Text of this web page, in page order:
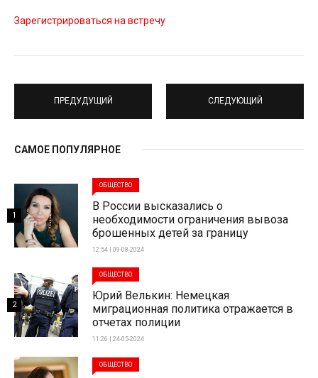
Зарегистрироваться на встречу
ПРЕДУДУЩИЙ СЛЕДУЮЩИЙ
САМОЕ ПОПУЛЯРНОЕ
ОБЩЕСТВО
В России высказались о
необходимости ограничения вывоза
брошенных детей за границу
12:54 | 09-08-2024
1
ОБЩЕСТВО
Юрий Велькин: Немецкая
миграционная политика отражается в
отчетах полиции
11:26 | 24-05-2024
2
ОБЩЕСТВО